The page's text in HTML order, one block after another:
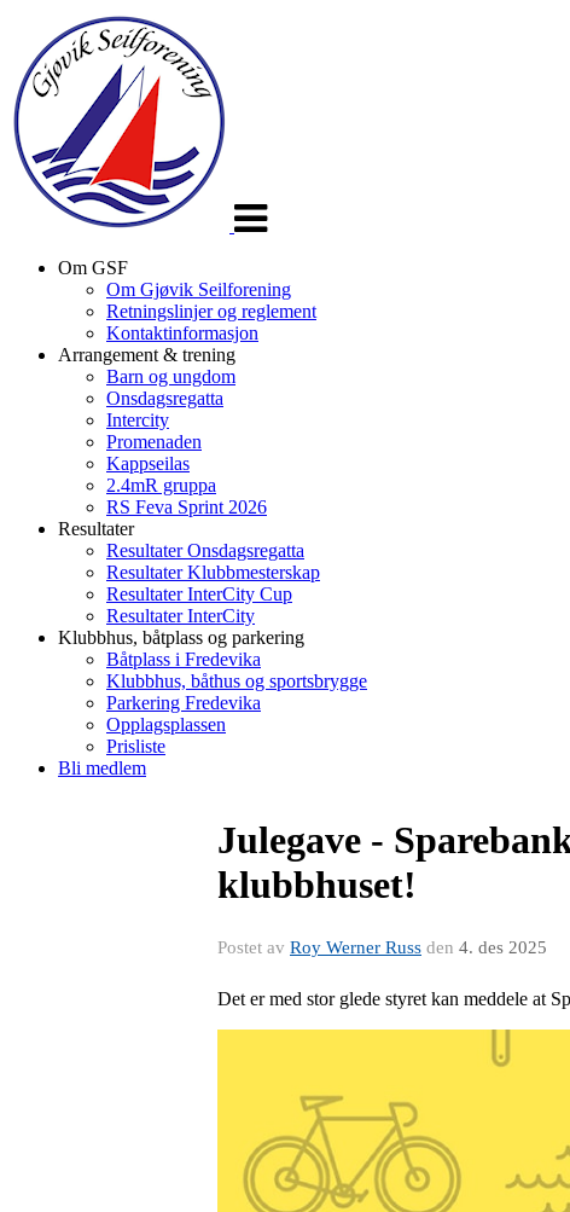
Om GSF
Om Gjøvik Seilforening
Retningslinjer og reglement
Kontaktinformasjon
Arrangement & trening
Barn og ungdom
Onsdagsregatta
Intercity
Promenaden
Kappseilas
2.4mR gruppa
RS Feva Sprint 2026
Resultater
Resultater Onsdagsregatta
Resultater Klubbmesterskap
Resultater InterCity Cup
Resultater InterCity
Klubbhus, båtplass og parkering
Båtplass i Fredevika
Klubbhus, båthus og sportsbrygge
Parkering Fredevika
Opplagsplassen
Prisliste
Bli medlem
Julegave -
klubbhuset!
Postet av Roy Werner Russ den 4. des 2025
Det er med stor glede styret kan meddele at